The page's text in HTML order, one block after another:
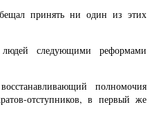
принять ни один из этих
следующими реформами
полномочия
отступников, в первый же